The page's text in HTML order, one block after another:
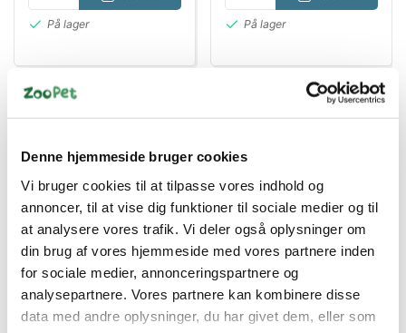
Denne hjemmeside bruger cookies
Vi bruger cookies til at tilpasse vores indhold og
annoncer, til at vise dig funktioner til sociale medier og til
at analysere vores trafik. Vi deler også oplysninger om
din brug af vores hjemmeside med vores partnere inden
for sociale medier, annonceringspartnere og
analysepartnere. Vores partnere kan kombinere disse
data med andre oplysninger, du har givet dem, eller som
På lager På lager
Bestsælgende varer i Gnavergodbidder
Spar 17%